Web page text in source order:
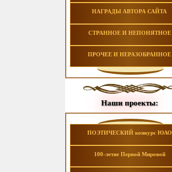
НАГРАДЫ АВТОРА САЙТА
СТРАННОЕ И НЕПОНЯТНОЕ
ПРОЧЕЕ И НЕРАЗОБРАННОЕ
Наши проекты:
ПОЭТИЧЕСКИЙ конкурс ЮАО
100-летие Первой Мировой